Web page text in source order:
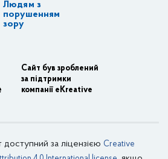
ОДА
інфраструктура
водний транспорт
Людям з
порушенням
зору
Сайт був зроблений
за підтримки
компанії eKreative
доступний за ліцензією Creative